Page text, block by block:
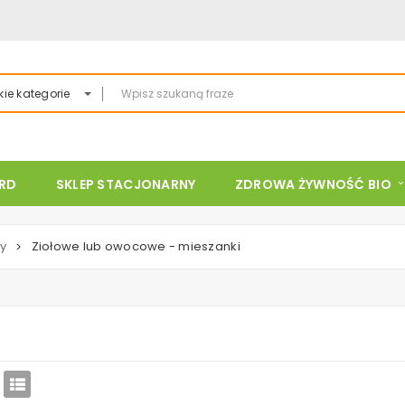
kategorie
SKLEP STACJONARNY ZDROWA ŻYWNOŚĆ BIO
> Ziołowe lub owocowe - mieszanki